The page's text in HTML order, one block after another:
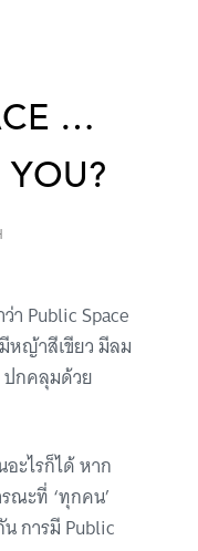
…
YOU?
Public Space
หญ้าสีเขียว มีลม
ปกคลุมด้วย
ะไรก็ได้ หาก
ณะที่ ‘ทุกคน’
น การมี Public